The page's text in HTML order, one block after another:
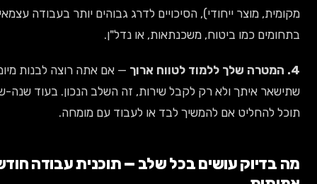
מוצר ייחודי), הסיכויים לדרג גבוהים יותר בעבודה עצמאית מאשר
כמו ביטוח, משכנתאות, או נדל"ן.
— אם אתה רוצה לבנות מיומנות
איתך ולא רק לקבל שירות, זה השלב הנכון. בעוד שנה-שנתיים
אם להמשיך לבד או לעבוד עם מומחה.
עושים בכל שלב — תוכנית עבודה חודשית